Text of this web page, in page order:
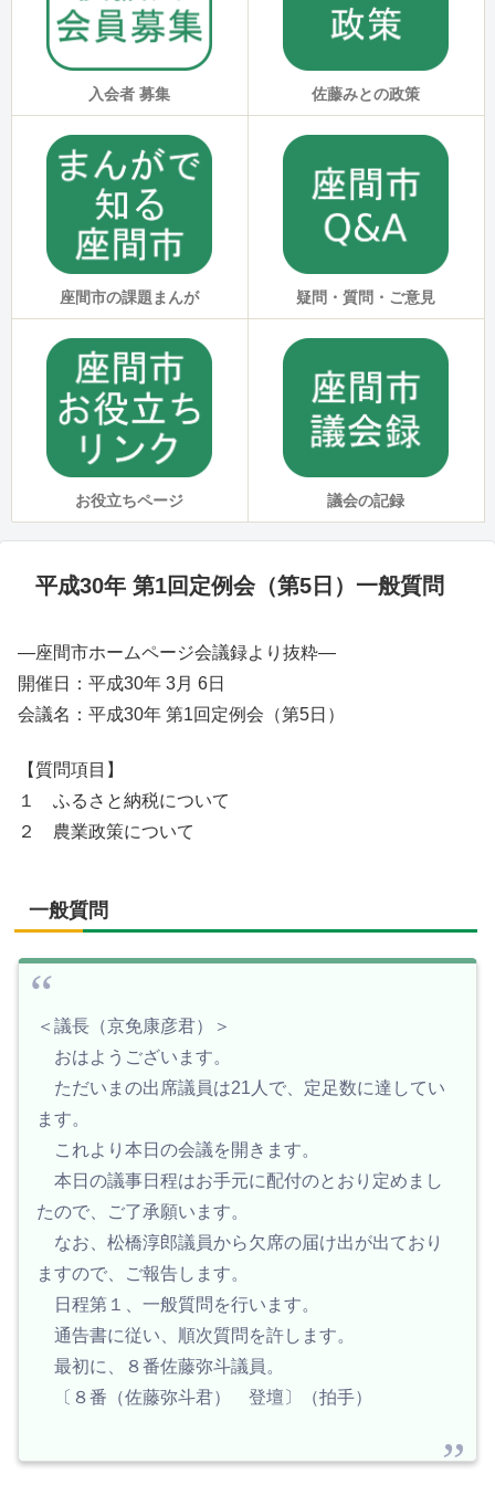
入会者 募集 佐藤みとの政策
座間市の課題まんが 疑問・質問・ご意見
お役立ちページ 議会の記録
平成30年 第1回定例会（第5日）一般質問
—座間市ホームページ会議録より抜粋—
開催日：平成30年 3月 6日
会議名：平成30年 第1回定例会（第5日）
【質問項目】
１ ふるさと納税について
２ 農業政策について
一般質問
＜議長（京免康彦君）＞
おはようございます。
ただいまの出席議員は21人で、定足数に達してい
ます。
これより本日の会議を開きます。
本日の議事日程はお手元に配付のとおり定めまし
たので、ご了承願います。
なお、松橋淳郎議員から欠席の届け出が出ており
ますので、ご報告します。
日程第１、一般質問を行います。
通告書に従い、順次質問を許します。
最初に、８番佐藤弥斗議員。
〔８番（佐藤弥斗君） 登壇〕（拍手）